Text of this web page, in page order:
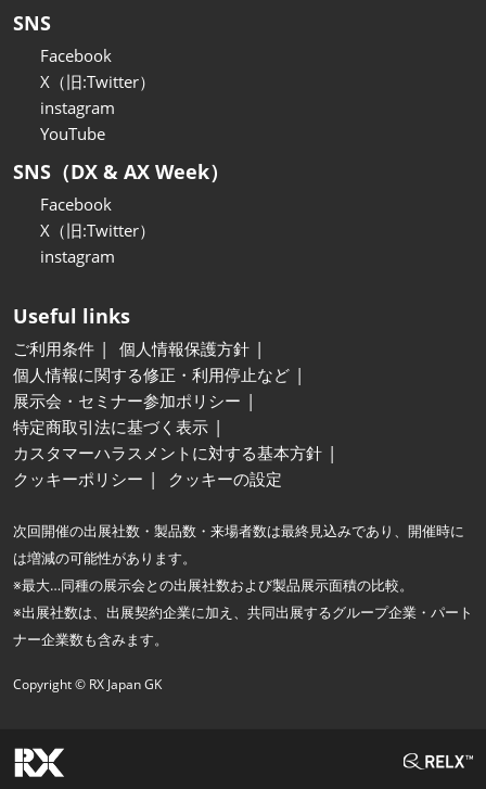
SNS
Facebook
X（旧:Twitter）
instagram
YouTube
SNS（DX & AX Week）
Facebook
X（旧:Twitter）
instagram
Useful links
ご利用条件
個人情報保護方針
個人情報に関する修正・利用停止など
展示会・セミナー参加ポリシー
特定商取引法に基づく表示
カスタマーハラスメントに対する基本方針
クッキーポリシー
クッキーの設定
次回開催の出展社数・製品数・来場者数は最終見込みであり、開催時に
は増減の可能性があります。
※最大…同種の展示会との出展社数および製品展示面積の比較。
※出展社数は、出展契約企業に加え、共同出展するグループ企業・パート
ナー企業数も含みます。
Copyright © RX Japan GK